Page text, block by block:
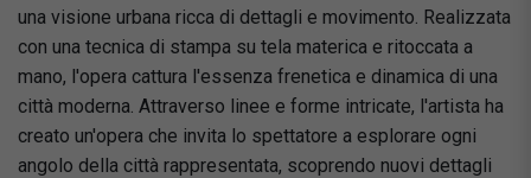
una visione urbana ricca di dettagli e movimento. Realizzata
con una tecnica di stampa su tela materica e ritoccata a
mano, l'opera cattura l'essenza frenetica e dinamica di una
città moderna. Attraverso linee e forme intricate, l'artista ha
creato un'opera che invita lo spettatore a esplorare ogni
angolo della città rappresentata, scoprendo nuovi dettagli